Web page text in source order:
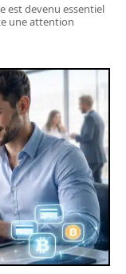
est devenu essentiel
une attention